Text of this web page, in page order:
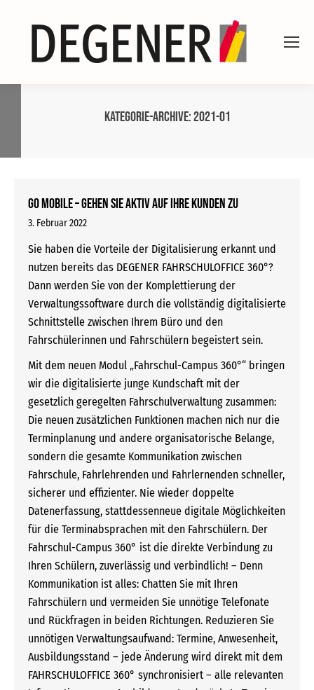
Kategorie-Archive:2021-01
GO MOBILE – gehen Sie aktiv auf Ihre Kunden zu
3. Februar 2022
Sie haben die Vorteile der Digitalisierung erkannt und
nutzen bereits das DEGENER FAHRSCHULOFFICE 360°?
Dann werden Sie von der Komplettierung der
Verwaltungssoftware durch die vollständig digitalisierte
Schnittstelle zwischen Ihrem Büro und den
Fahrschülerinnen und Fahrschülern begeistert sein.
Mit dem neuen Modul „Fahrschul-Campus 360°“ bringen
wir die digitalisierte junge Kundschaft mit der
gesetzlich geregelten Fahrschulverwaltung zusammen:
Die neuen zusätzlichen Funktionen machen nich nur die
Terminplanung und andere organisatorische Belange,
sondern die gesamte Kommunikation zwischen
Fahrschule, Fahrlehrenden und Fahrlernenden schneller,
sicherer und effizienter. Nie wieder doppelte
Datenerfassung, stattdessenneue digitale Möglichkeiten
für die Terminabsprachen mit den Fahrschülern. Der
Fahrschul-Campus 360° ist die direkte Verbindung zu
Ihren Schülern, zuverlässig und verbindlich! – Denn
Kommunikation ist alles: Chatten Sie mit Ihren
Fahrschülern und vermeiden Sie unnötige Telefonate
und Rückfragen in beiden Richtungen. Reduzieren Sie
unnötigen Verwaltungsaufwand: Termine, Anwesenheit,
Ausbildungsstand – jede Änderung wird direkt mit dem
FAHRSCHULOFFICE 360° synchronisiert – alle relevanten